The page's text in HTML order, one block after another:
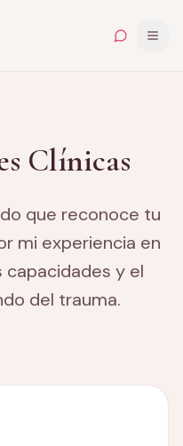
Clínicas
que reconoce tu
mi experiencia en
capacidades y el
del trauma.